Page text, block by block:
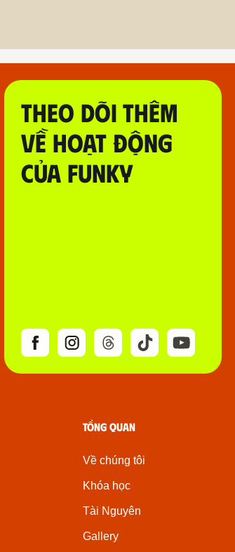
THEO DÕI THÊM
VỀ HOẠT ĐỘNG
CỦA FUNKY
Tổng quan
Về chúng tôi
Khóa học
Tài Nguyên
Gallery